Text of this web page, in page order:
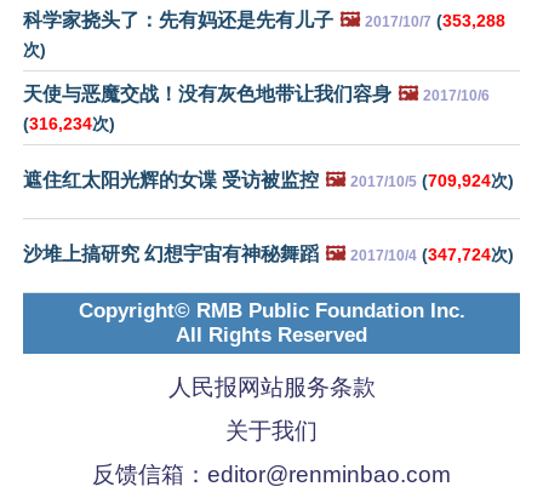
科学家挠头了：先有妈还是先有儿子 🖼️ 2017/10/7 (353,288
次)
天使与恶魔交战！没有灰色地带让我们容身 🖼️ 2017/10/6
(316,234次)
遮住红太阳光辉的女谍 受访被监控 🖼️ 2017/10/5 (709,924次)
沙堆上搞研究 幻想宇宙有神秘舞蹈 🖼️ 2017/10/4 (347,724次)
Copyright© RMB Public Foundation Inc.
All Rights Reserved
人民报网站服务条款
关于我们
反馈信箱： editor@renminbao.com